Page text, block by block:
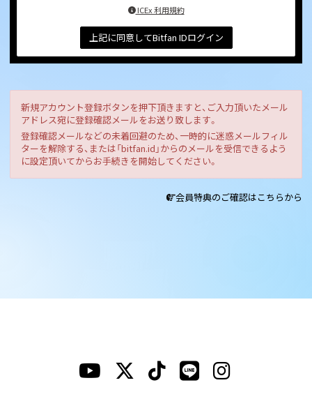
ICEx 利用規約
上記に同意してBitfan IDログイン
新規アカウント登録ボタンを押下頂きますと、ご入力頂いたメール
アドレス宛に登録確認メールをお送り致します。
登録確認メールなどの未着回避のため、一時的に迷惑メールフィル
ターを解除する、または「bitfan.id」からのメールを受信できるよう
に設定頂いてからお手続きを開始してください。
会員特典のご確認はこちらから